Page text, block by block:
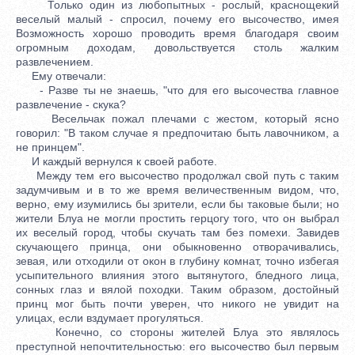
Только один из любопытных - рослый, краснощекий
веселый малый - спросил, почему его высочество, имея
Возможность хорошо проводить время благодаря своим
огромным доходам, довольствуется столь жалким
развлечением.
Ему отвечали:
- Разве ты не знаешь, "что для его высочества главное
развлечение - скука?
Весельчак пожал плечами с жестом, который ясно
говорил: "В таком случае я предпочитаю быть лавочником, а
не принцем".
И каждый вернулся к своей работе.
Между тем его высочество продолжал свой путь с таким
задумчивым и в то же время величественным видом, что,
верно, ему изумились бы зрители, если бы таковые были; но
жители Блуа не могли простить герцогу того, что он выбрал
их веселый город, чтобы скучать там без помехи. Завидев
скучающего принца, они обыкновенно отворачивались,
зевая, или отходили от окон в глубину комнат, точно избегая
усыпительного влияния этого вытянутого, бледного лица,
сонных глаз и вялой походки. Таким образом, достойный
принц мог быть почти уверен, что никого не увидит на
улицах, если вздумает прогуляться.
Конечно, со стороны жителей Блуа это являлось
преступной непочтительностью: его высочество был первым